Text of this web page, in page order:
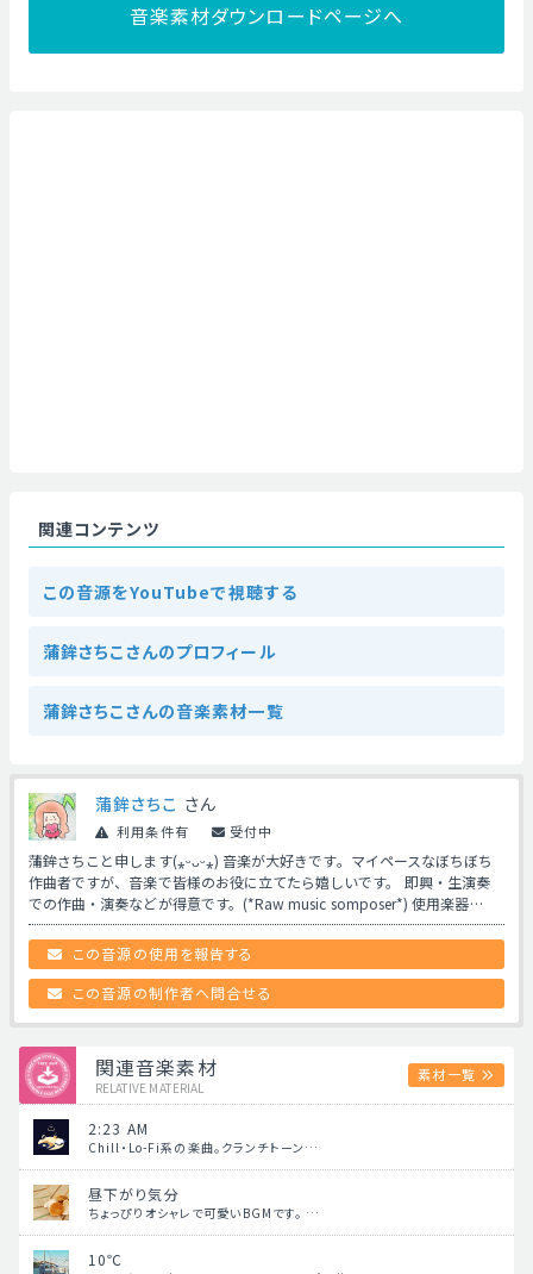
音楽素材ダウンロードページへ
関連コンテンツ
この音源をYouTubeで視聴する
蒲鉾さちこさんのプロフィール
蒲鉾さちこさんの音楽素材一覧
蒲鉾さちこ さん
利用条件有 受付中
蒲鉾さちこと申します(⁎ᵕᴗᵕ⁎) 音楽が大好きです。マイペースなぼちぼち
作曲者ですが、音楽で皆様のお役に立てたら嬉しいです。 即興・生演奏
での作曲・演奏などが得意です。(*Raw music somposer*) 使用楽器…
この音源の使用を報告する
この音源の制作者へ問合せる
関連音楽素材
RELATIVE MATERIAL
素材一覧
2:23 AM
Chill・Lo-Fi系の楽曲。クランチトーン…
昼下がり気分
ちょっぴりオシャレで可愛いBGMです。 …
10℃